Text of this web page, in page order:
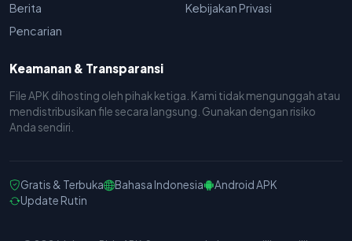
Berita
Pencarian
Kebijakan Privasi
Keamanan & Transparansi
File APK dihosting oleh pihak ketiga. Kami tidak mengunggah atau
mendistribusikan file secara langsung. Gunakan dengan risiko
Anda sendiri.
Gratis & Terbuka Bahasa Indonesia
Android APK
Update Rutin